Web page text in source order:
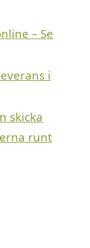
– Se
i
skicka
runt